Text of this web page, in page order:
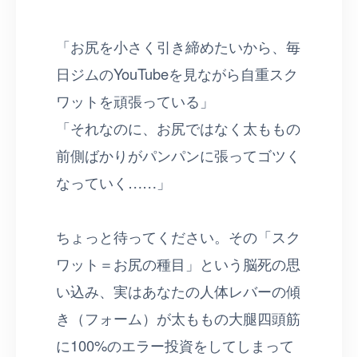
「お尻を小さく引き締めたいから、毎
日ジムのYouTubeを見ながら自重スク
ワットを頑張っている」
「それなのに、お尻ではなく太ももの
前側ばかりがパンパンに張ってゴツく
なっていく……」
ちょっと待ってください。その「スク
ワット＝お尻の種目」という脳死の思
い込み、実はあなたの人体レバーの傾
き（フォーム）が太ももの大腿四頭筋
に100%のエラー投資をしてしまって